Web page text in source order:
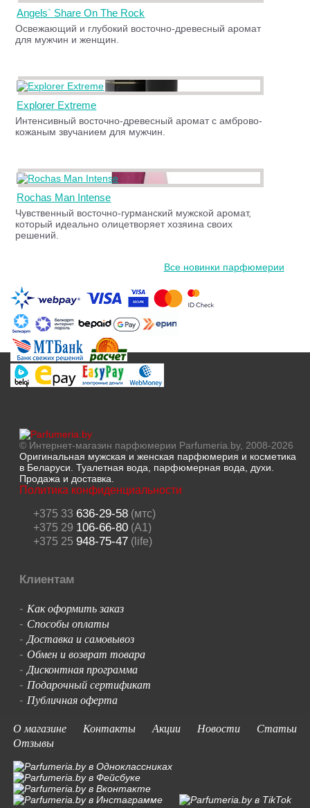
Angels` Share On The Rock
Освежающий и глубокий восточно-древесный аромат
для мужчин и женщин.
Explorer Extreme
Интенсивный восточно-древесный аромат с амброво-
кожаным звучанием для мужчин.
Rochas Man Intense
Чувственный восточно-гурманский мужской аромат,
который идеально олицетворяет хозяина своих
решений.
Все новинки парфюмерии
© Интернет-магазин парфюмерии Parfumeria.by, 2008-2026
Оригинальная мужская и женская парфюмерия и косметика
в Беларуси. Туалетная вода, парфюмерная вода, духи.
Продажа и доставка.
Политика конфиденциальности
+375 33 636-29-58(мтс)
+375 29 106-66-80(A1)
+375 25 948-75-47(life)
Клиентам
- Как оформить заказ
- Способы оплаты
-Доставка и самовывоз
- Обмен и возврат товара
-Дисконтная программа
- Подарочный сертификат
- Публичная оферта
О магазине
Контакты Акции Новости
Статьи
Отзывы